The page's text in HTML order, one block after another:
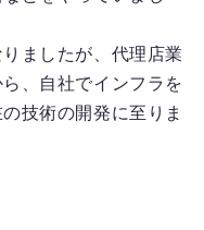
ましたが、代理店業
、自社でインフラを
技術の開発に至りま